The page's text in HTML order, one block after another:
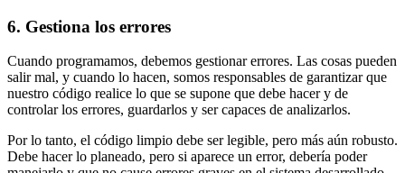
6. Gestiona los errores
Cuando programamos, debemos gestionar errores. Las cosas pueden
salir mal, y cuando lo hacen, somos responsables de garantizar que
nuestro código realice lo que se supone que debe hacer y de
controlar los errores, guardarlos y ser capaces de analizarlos.
Por lo tanto, el código limpio debe ser legible, pero más aún robusto.
Debe hacer lo planeado, pero si aparece un error, debería poder